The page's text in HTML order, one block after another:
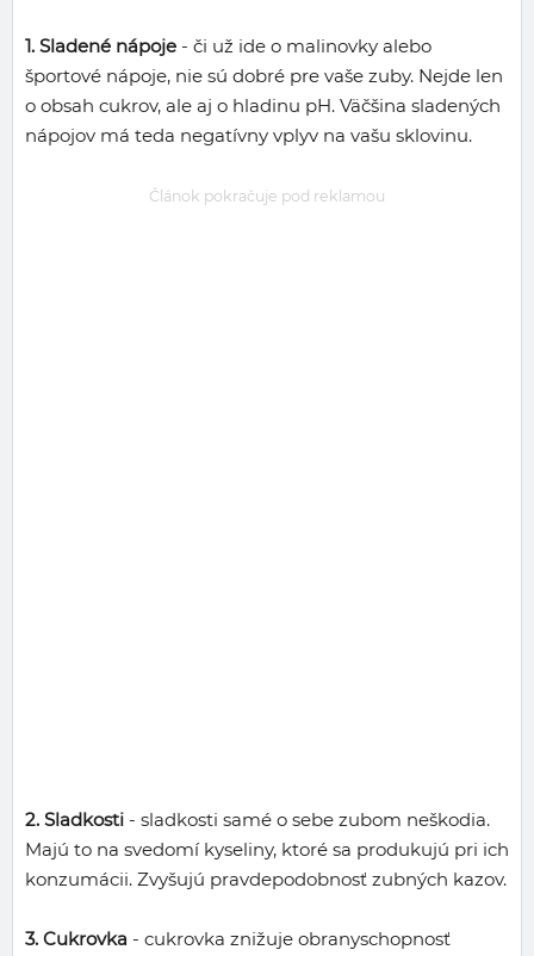
1. Sladené nápoje - či už ide o malinovky alebo
športové nápoje, nie sú dobré pre vaše zuby. Nejde len
o obsah cukrov, ale aj o hladinu pH. Väčšina sladených
nápojov má teda negatívny vplyv na vašu sklovinu.
Článok pokračuje pod reklamou
2. Sladkosti - sladkosti samé o sebe zubom neškodia.
Majú to na svedomí kyseliny, ktoré sa produkujú pri ich
konzumácii. Zvyšujú pravdepodobnosť zubných kazov.
3. Cukrovka - cukrovka znižuje obranyschopnosť